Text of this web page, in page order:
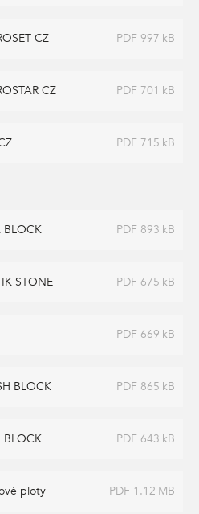
CZ PDF 997 kB
CZ PDF 701 kB
PDF 715 kB
BLOCK PDF 893 kB
STONE PDF 675 kB
PDF 669 kB
BLOCK PDF 865 kB
BLOCK PDF 643 kB
ploty PDF 1.12 MB